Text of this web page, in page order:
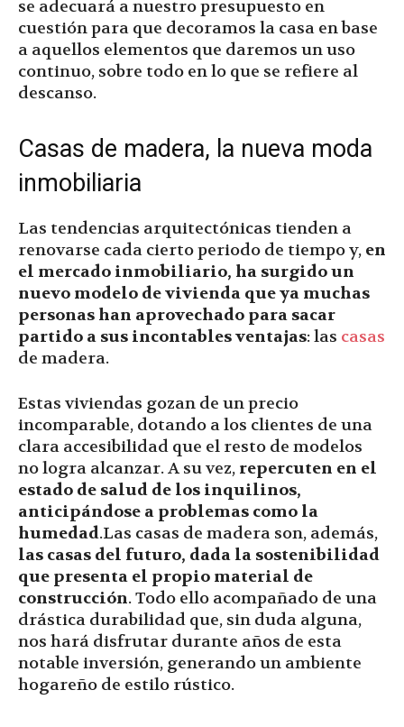
se adecuará a nuestro presupuesto en
cuestión para que decoramos la casa en base
a aquellos elementos que daremos un uso
continuo, sobre todo en lo que se refiere al
descanso.
Casas de madera, la nueva moda
inmobiliaria
Las tendencias arquitectónicas tienden a
renovarse cada cierto periodo de tiempo y, en
el mercado inmobiliario, ha surgido un
nuevo modelo de vivienda que ya muchas
personas han aprovechado para sacar
partido a sus incontables ventajas: las casas
de madera.
Estas viviendas gozan de un precio
incomparable, dotando a los clientes de una
clara accesibilidad que el resto de modelos
no logra alcanzar. A su vez, repercuten en el
estado de salud de los inquilinos,
anticipándose a problemas como la
humedad.Las casas de madera son, además,
las casas del futuro, dada la sostenibilidad
que presenta el propio material de
construcción. Todo ello acompañado de una
drástica durabilidad que, sin duda alguna,
nos hará disfrutar durante años de esta
notable inversión, generando un ambiente
hogareño de estilo rústico.